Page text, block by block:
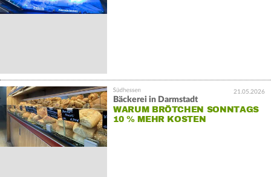
21.05.2026
Bäckerei in Darmstadt
WARUM BRÖTCHEN SONNTAGS
10 % MEHR KOSTEN